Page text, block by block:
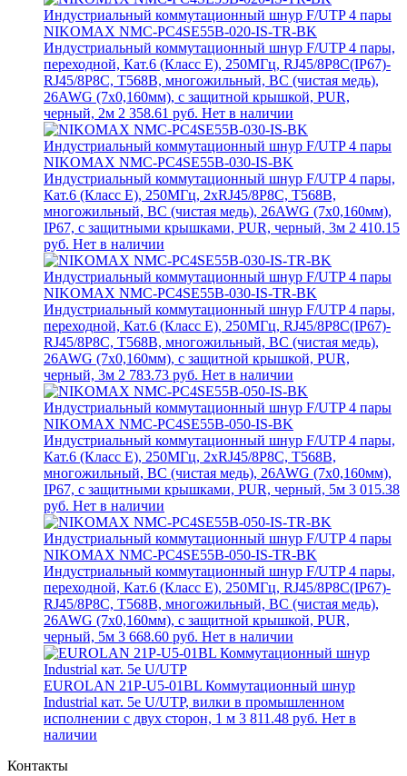
NIKOMAX NMC-PC4SE55B-020-IS-TR-BK
Индустриальный коммутационный шнур F/UTP 4 пары,
переходной, Кат.6 (Класс E), 250МГц, RJ45/8P8C(IP67)-
RJ45/8P8C, T568B, многожильный, BC (чистая медь),
26AWG (7х0,160мм), с защитной крышкой, PUR,
черный, 2м 2 358.61 руб. Нет в наличии
NIKOMAX NMC-PC4SE55B-030-IS-BK
Индустриальный коммутационный шнур F/UTP 4 пары,
Кат.6 (Класс E), 250МГц, 2хRJ45/8P8C, T568B,
многожильный, BC (чистая медь), 26AWG (7х0,160мм),
IP67, с защитными крышками, PUR, черный, 3м 2 410.15
руб. Нет в наличии
NIKOMAX NMC-PC4SE55B-030-IS-TR-BK
Индустриальный коммутационный шнур F/UTP 4 пары,
переходной, Кат.6 (Класс E), 250МГц, RJ45/8P8C(IP67)-
RJ45/8P8C, T568B, многожильный, BC (чистая медь),
26AWG (7х0,160мм), с защитной крышкой, PUR,
черный, 3м 2 783.73 руб. Нет в наличии
NIKOMAX NMC-PC4SE55B-050-IS-BK
Индустриальный коммутационный шнур F/UTP 4 пары,
Кат.6 (Класс E), 250МГц, 2хRJ45/8P8C, T568B,
многожильный, BC (чистая медь), 26AWG (7х0,160мм),
IP67, с защитными крышками, PUR, черный, 5м 3 015.38
руб. Нет в наличии
NIKOMAX NMC-PC4SE55B-050-IS-TR-BK
Индустриальный коммутационный шнур F/UTP 4 пары,
переходной, Кат.6 (Класс E), 250МГц, RJ45/8P8C(IP67)-
RJ45/8P8C, T568B, многожильный, BC (чистая медь),
26AWG (7х0,160мм), с защитной крышкой, PUR,
черный, 5м 3 668.60 руб. Нет в наличии
EUROLAN 21P-U5-01BL Коммутационный шнур
Industrial кат. 5e U/UTP, вилки в промышленном
исполнении с двух сторон, 1 м 3 811.48 руб. Нет в
наличии
Контакты